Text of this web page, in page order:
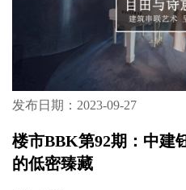
发布日期：2023-09-27
楼市BBK第92期：中建
的低密臻藏